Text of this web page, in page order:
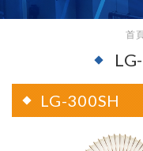
首
LG-300SH